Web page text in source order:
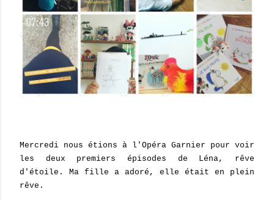
Mercredi nous étions à l'Opéra Garnier pour voir
les deux premiers épisodes de Léna, rêve
d'étoile. Ma fille a adoré, elle était en plein
rêve.